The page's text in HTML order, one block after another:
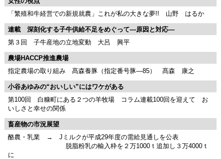
「繁殖和牛経営での新規就農」これが私の大きな夢!! 山野 はるか
連載 深刻化する子牛供給不足をめぐって―原因と対応―
第３回 子牛産地の立地変動 大呂 興平
農場HACCP推進農場
指定農場の取り組み 髙森養豚（指定番号豚―85） 髙森 康之
小谷あゆみの“おいしい”にはワケがある
第100回 白糠町にある２つの羊牧場 コラム連載100回を迎えて お
いしさと幸せの関係
畜産物の市況展望
酪農・乳業 → Jミルクが平成29年度の需給見通しを公表
脱脂粉乳の輸入枠を２万1000ｔ追加し３万4000ｔ
に